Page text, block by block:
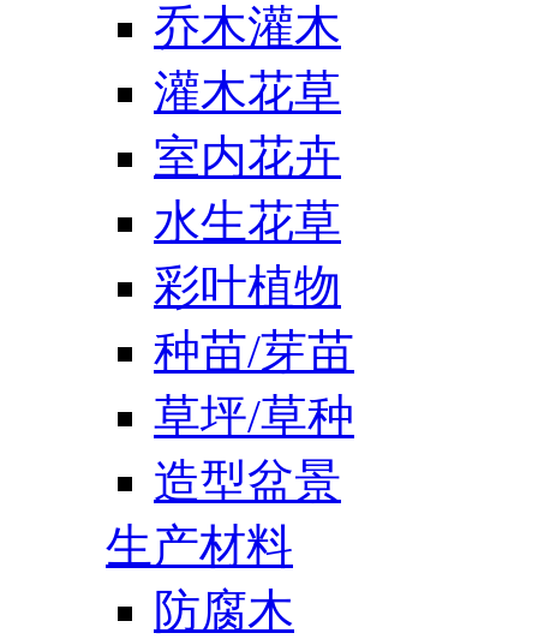
乔木灌木
灌木花草
室内花卉
水生花草
彩叶植物
种苗/芽苗
草坪/草种
造型盆景
生产材料
防腐木